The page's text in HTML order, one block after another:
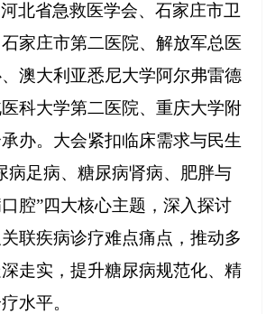
北省急救医学会、石家庄市卫
家庄市第二医院、解放军总医
澳大利亚悉尼大学阿尔弗雷德
科大学第二医院、重庆大学附
办。大会紧扣临床需求与民生
病足病、糖尿病肾病、肥胖与
腔”四大核心主题，深入探讨
联疾病诊疗难点痛点，推动多
走实，提升糖尿病规范化、精
水平。